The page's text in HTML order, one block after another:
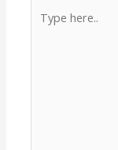
here..